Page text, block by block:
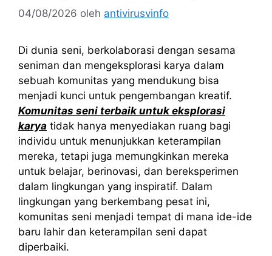
04/08/2026 oleh antivirusvinfo
Di dunia seni, berkolaborasi dengan sesama
seniman dan mengeksplorasi karya dalam
sebuah komunitas yang mendukung bisa
menjadi kunci untuk pengembangan kreatif.
Komunitas seni terbaik untuk eksplorasi
karya tidak hanya menyediakan ruang bagi
individu untuk menunjukkan keterampilan
mereka, tetapi juga memungkinkan mereka
untuk belajar, berinovasi, dan bereksperimen
dalam lingkungan yang inspiratif. Dalam
lingkungan yang berkembang pesat ini,
komunitas seni menjadi tempat di mana ide-ide
baru lahir dan keterampilan seni dapat
diperbaiki.